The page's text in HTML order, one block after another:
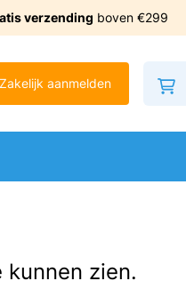
verzending boven €299
Zakelijk aanmelden
zien.